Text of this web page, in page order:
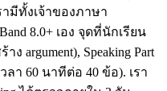
มีทั้งเจ้าของภาษา
8.0+ เอง จุดที่นักเรียน
argument), Speaking Part
ลา 60 นาทีต่อ 40 ข้อ). เรา